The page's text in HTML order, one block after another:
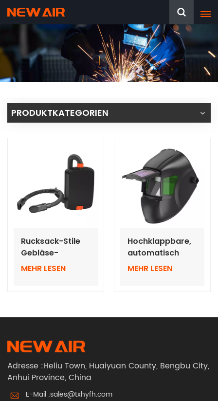
PRODUKTKATEGORIEN
Rucksack-Stile
Gebläse-
Luftreinigungsgeräte
MEHR LESEN
Hochklappbare,
automatisch
abdunkelnde
MEHR LESEN
Adresse :Heliu Town, Huaiyuan County, Bengbu City,
Anhui Province, China
E-Mail :sales@txhyfh.com